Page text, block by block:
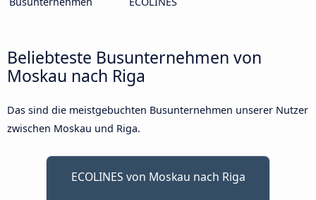
Beliebteste Busunternehmen von
Moskau nach Riga
Das sind die meistgebuchten Busunternehmen unserer Nutzer
zwischen Moskau und Riga.
ECOLINES von Moskau nach Riga